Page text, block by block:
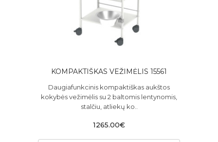
KOMPAKTIŠKAS VEŽIMĖLIS 15561
Daugiafunkcinis kompaktiškas aukštos
kokybės vežimėlis su 2 baltomis lentynomis,
stalčiu, atliekų ko..
1265.00€